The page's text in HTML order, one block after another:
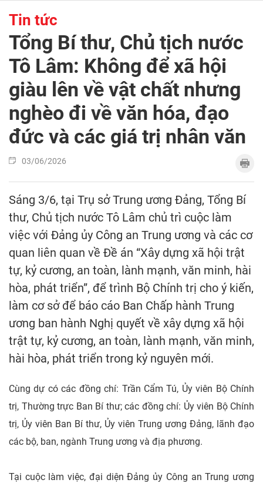
Tin tức
Tổng Bí thư, Chủ tịch nước
Tô Lâm: Không để xã hội
giàu lên về vật chất nhưng
nghèo đi về văn hóa, đạo
đức và các giá trị nhân văn​
03/06/2026
Sáng 3/6, tại Trụ sở Trung ương Đảng, Tổng Bí
thư, Chủ tịch nước Tô Lâm chủ trì cuộc làm
việc với Đảng ủy Công an Trung ương và các cơ
quan liên quan về Đề án “Xây dựng xã hội trật
tự, kỷ cương, an toàn, lành mạnh, văn minh, hài
hòa, phát triển”, để trình Bộ Chính trị cho ý kiến,
làm cơ sở để báo cáo Ban Chấp hành Trung
ương ban hành Nghị quyết về xây dựng xã hội
trật tự, kỷ cương, an toàn, lành mạnh, văn minh,
hài hòa, phát triển trong kỷ nguyên mới.
Cùng dự có các đồng chí: Trần Cẩm Tú, Ủy viên Bộ Chính
trị, Thường trực Ban Bí thư; các đồng chí: Ủy viên Bộ Chính
trị, Ủy viên Ban Bí thư, Ủy viên Trung ương Đảng, lãnh đạo
các bộ, ban, ngành Trung ương và địa phương.
Tại cuộc làm việc, đại diện Đảng ủy Công an Trung ương